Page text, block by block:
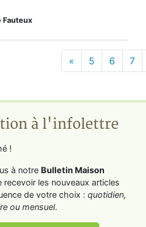
Fauteux
« 5 6 7
à l'infolettre
!
à notre Bulletin Maison
recevoir les nouveaux articles
de votre choix : quotidien,
ou mensuel.